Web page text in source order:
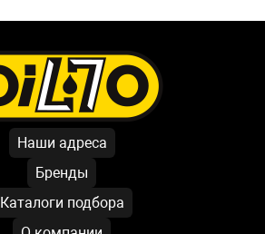
Наши адреса
Бренды
Каталоги подбора